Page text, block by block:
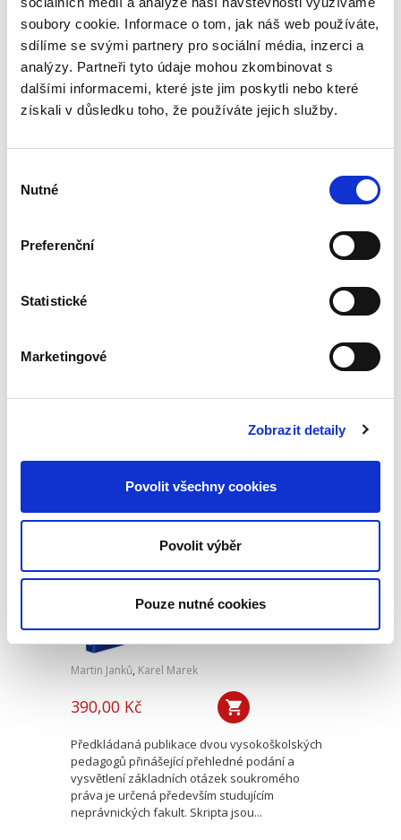
soubory cookie. Informace o tom, jak náš web používáte,
sdílíme se svými partnery pro sociální média, inzerci a
analýzy. Partneři tyto údaje mohou zkombinovat s
dalšími informacemi, které jste jim poskytli nebo které
získali v důsledku toho, že používáte jejich služby.
souhlasu
Nutné
Preferenční
Statistické
Marketingové
Zobrazit detaily
Povolit všechny cookies
Povolit výběr
Pouze nutné cookies
Učebnice medicínského práva podává
systematický přehled, ale i výklad základních
právních institutů a právních vztahů regulujících
poskytování zdravotních služeb, resp.
zdravotní péče v České...
veřejné
Pavel Šturma
pozitivnímu vývoji, včetně jeho kodifikace a
Vybrané kapitoly
soukromého práva
Martin Janků, Karel Marek
390,00 Kč
Předkládaná publikace dvou vysokoškolských
pedagogů přinášející přehledné podání a
vysvětlení základních otázek soukromého
práva je určená především studujícím
neprávnických fakult. Skripta jsou...